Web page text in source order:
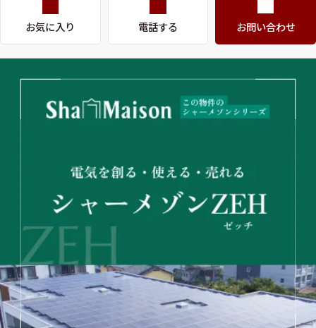
シャーメゾンライフ GUARD
お気に入り 電話する お問い合わせ